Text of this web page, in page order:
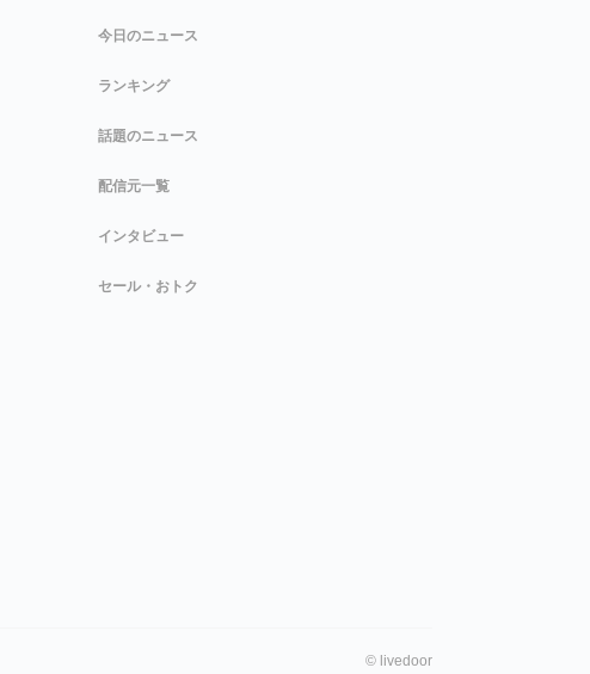
今日のニュース
ランキング
話題のニュース
配信元一覧
インタビュー
セール・おトク
© livedoor